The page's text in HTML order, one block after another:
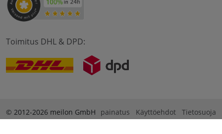
Toimitus DHL & DPD:
© 2012-2026 meilon GmbH painatus Käyttöehdot Tietosuoja